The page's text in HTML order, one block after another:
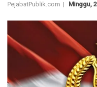
PejabatPublik.com | Minggu,